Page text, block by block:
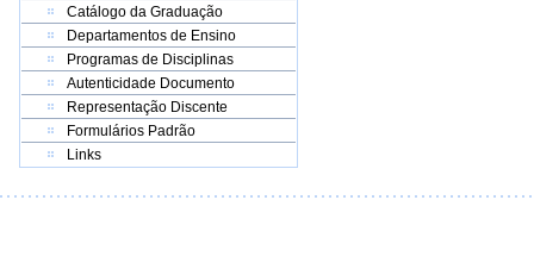
Catálogo da Graduação
Departamentos de Ensino
Programas de Disciplinas
Autenticidade Documento
Representação Discente
Formulários Padrão
Links